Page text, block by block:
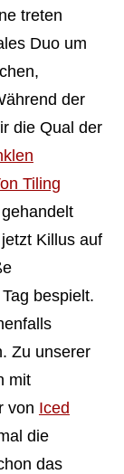
treten
Duo um
der
die Qual der
Tiling
Killus auf
bespielt.
Zu unserer
mit
von Iced
die
das